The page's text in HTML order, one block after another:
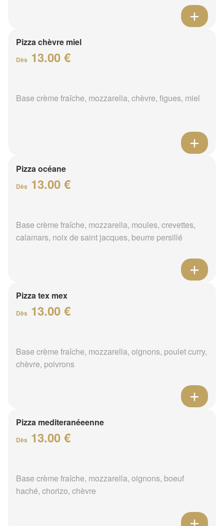
Pizza chèvre miel
Dès 13.00 €
Base crème fraîche, mozzarella, chèvre, figues, miel
Pizza océane
Dès 13.00 €
Base crème fraîche, mozzarella, moules, crevettes,
calamars, noix de saint jacques, beurre persillé
Pizza tex mex
Dès 13.00 €
Base crème fraîche, mozzarella, oignons, poulet curry,
chèvre, poivrons
Pizza mediteranéeenne
Dès 13.00 €
Base crème fraîche, mozzarella, oignons, boeuf
haché, chorizo, chèvre